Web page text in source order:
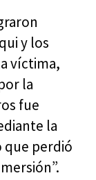
y los
víctima,
la
fue
la
que perdió